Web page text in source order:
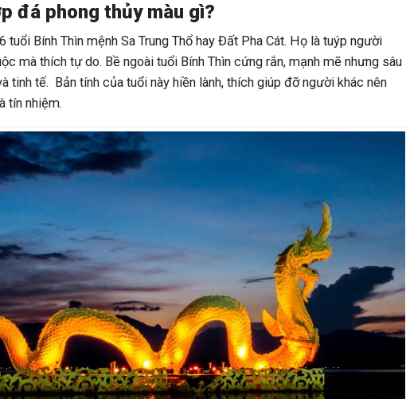
đá phong thủy màu gì?
Bính Thìn mệnh Sa Trung Thổ hay Đất Pha Cát. Họ là tuýp người
mà thích tự do. Bề ngoài tuổi Bính Thìn cứng rắn, mạnh mẽ nhưng sâu
tinh tế. Bản tính của tuổi này hiền lành, thích giúp đỡ người khác nên
tín nhiệm.